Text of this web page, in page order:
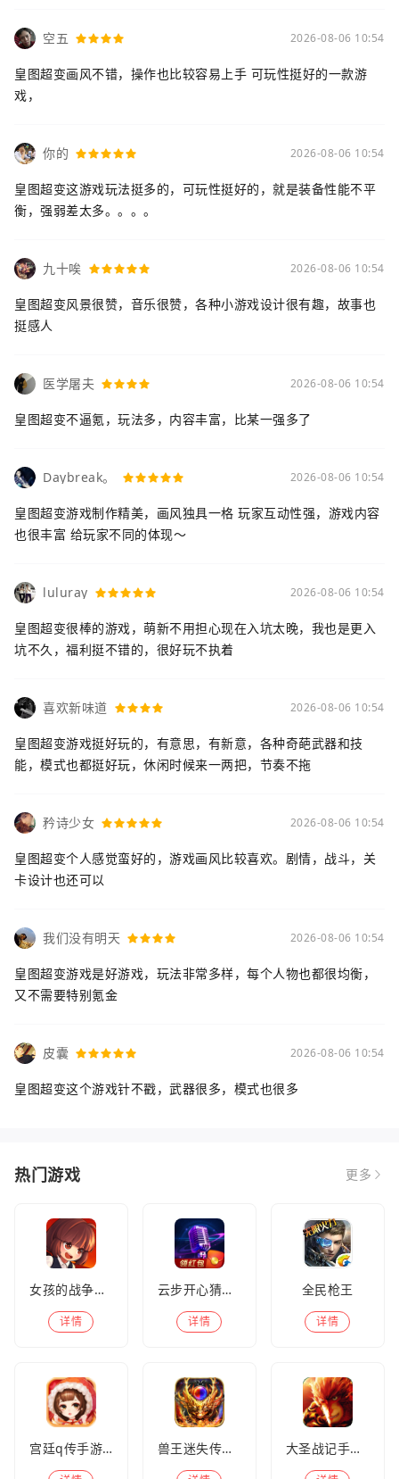
空五 2026-08-06 10:54
皇图超变画风不错，操作也比较容易上手 可玩性挺好的一款游
戏，
你的 2026-08-06 10:54
皇图超变这游戏玩法挺多的，可玩性挺好的，就是装备性能不平
衡，强弱差太多。。。。
九十唉 2026-08-06 10:54
皇图超变风景很赞，音乐很赞，各种小游戏设计很有趣，故事也
挺感人
医学屠夫 2026-08-06 10:54
皇图超变不逼氪，玩法多，内容丰富，比某一强多了
Daybreak。 2026-08-06 10:54
皇图超变游戏制作精美，画风独具一格 玩家互动性强，游戏内容
也很丰富 给玩家不同的体现～
luluray 2026-08-06 10:54
皇图超变很棒的游戏，萌新不用担心现在入坑太晚，我也是更入
坑不久，福利挺不错的，很好玩不执着
喜欢新味道 2026-08-06 10:54
皇图超变游戏挺好玩的，有意思，有新意，各种奇葩武器和技
能，模式也都挺好玩，休闲时候来一两把，节奏不拖
矜诗少女 2026-08-06 10:54
皇图超变个人感觉蛮好的，游戏画风比较喜欢。剧情，战斗，关
卡设计也还可以
我们没有明天 2026-08-06 10:54
皇图超变游戏是好游戏，玩法非常多样，每个人物也都很均衡，
又不需要特别氪金
皮囊 2026-08-06 10:54
皇图超变这个游戏针不戳，武器很多，模式也很多
热门游戏 更多
女孩的战争手机版(暂未上线)
详情
云步开心猜歌名
详情
全民枪王
详情
宫廷q传手游百度版 兽王迷失传奇高爆版 大圣战记手游官方版